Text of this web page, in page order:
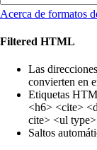
Acerca de formatos
Filtered HTML
Las
convierten en
Etiquetas
<h6> <cite>
cite> <ul
Saltos